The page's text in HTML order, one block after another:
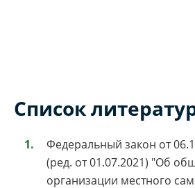
Список
Федеральный закон от
(ред. от 01.07.2021) "Об
организации местного